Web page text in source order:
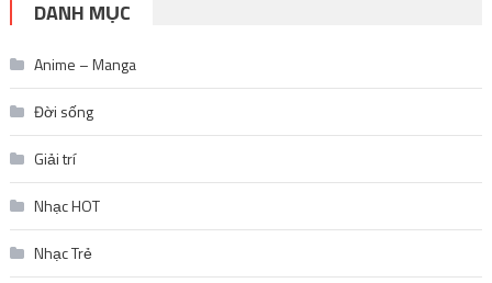
DANH MỤC
Anime – Manga
Đời sống
Giải trí
Nhạc HOT
Nhạc Trẻ